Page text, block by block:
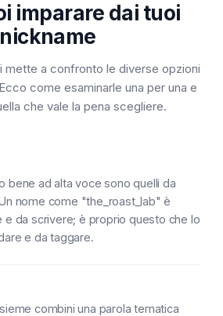
imparare dai tuoi
nickname
mette a confronto le diverse opzioni
come esaminarle una per una e
che vale la pena scegliere.
bene ad alta voce sono quelli da
nome come "the_roast_lab" è
e da scrivere; è proprio questo che lo
e da taggare.
combini una parola tematica